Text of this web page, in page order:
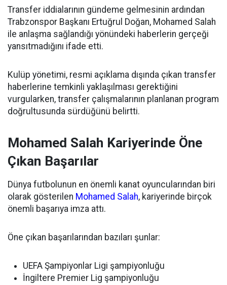
Transfer iddialarının gündeme gelmesinin ardından
Trabzonspor Başkanı Ertuğrul Doğan, Mohamed Salah
ile anlaşma sağlandığı yönündeki haberlerin gerçeği
yansıtmadığını ifade etti.
Kulüp yönetimi, resmi açıklama dışında çıkan transfer
haberlerine temkinli yaklaşılması gerektiğini
vurgularken, transfer çalışmalarının planlanan program
doğrultusunda sürdüğünü belirtti.
Mohamed Salah Kariyerinde Öne
Çıkan Başarılar
Dünya futbolunun en önemli kanat oyuncularından biri
olarak gösterilen Mohamed Salah, kariyerinde birçok
önemli başarıya imza attı.
Öne çıkan başarılarından bazıları şunlar:
UEFA Şampiyonlar Ligi şampiyonluğu
İngiltere Premier Lig şampiyonluğu